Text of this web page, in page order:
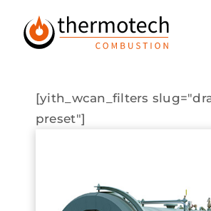
contenu
[yith_wcan_filters
preset"]